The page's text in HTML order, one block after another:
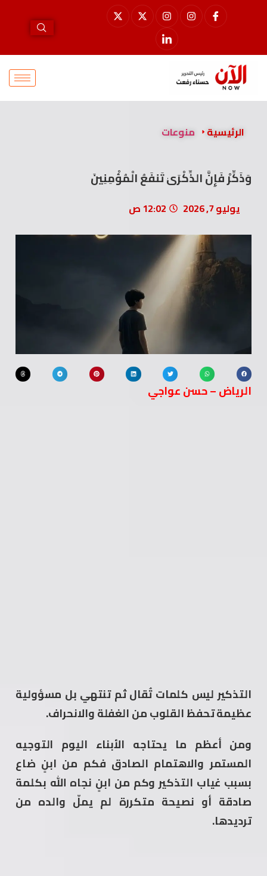
الرئيسية منوعات
وَذَكِّرْ فَإِنَّ الذِّكْرَىٰ تَنفَعُ الْمُؤْمِنِينَ
يوليو 7, 2026 12:02 ص
الرياض – حسن عواجي
التذكير ليس كلمات تُقال ثم تنتهي بل مسؤولية
عظيمة تحفظ القلوب من الغفلة والانحراف.
ومن أعظم ما يحتاجه الأبناء اليوم التوجيه
المستمر والاهتمام الصادق فكم من ابنٍ ضاع
بسبب غياب التذكير وكم من ابنٍ نجاه الله بكلمة
صادقة أو نصيحة متكررة لم يملّ والده من
ترديدها.